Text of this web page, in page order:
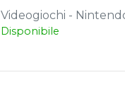
Videogiochi -
Disponibile